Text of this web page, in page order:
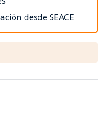
desde SEACE